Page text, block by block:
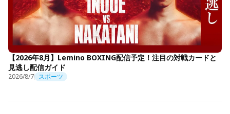
【2026年8月】Lemino BOXING配信予定！注目の対戦カードと
見逃し配信ガイド
2026/8/7 スポーツ